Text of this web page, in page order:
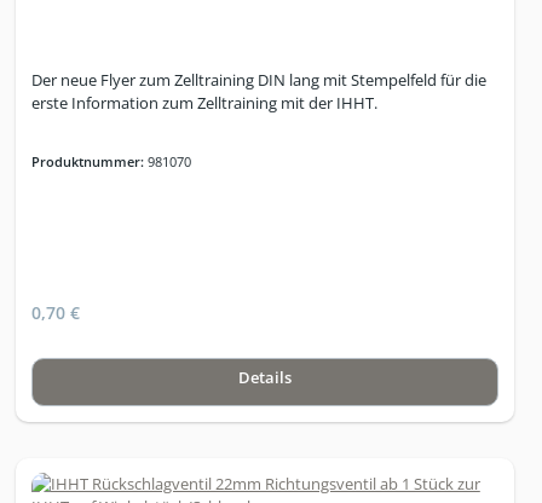
Der neue Flyer zum Zelltraining DIN lang mit Stempelfeld für die
Produktnummer: 981070
0,70 €
Details